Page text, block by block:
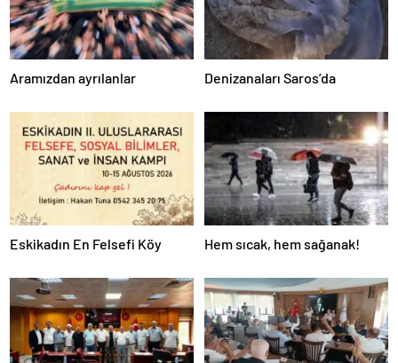
Aramızdan ayrılanlar Denizanaları Saros’da
Eskikadın En Felsefi Köy Hem sıcak, hem sağanak!